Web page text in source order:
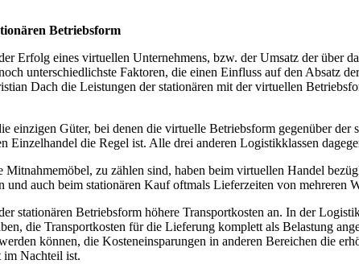
Betriebsform
Erfolg eines virtuellen Unternehmens, bzw. der Umsatz der über
unterschiedlichste Faktoren, die einen Einfluss auf den Absatz
Dach die Leistungen der stationären mit der virtuellen
einzigen Güter, bei denen die virtuelle Betriebsform gegenüber
Einzelhandel die Regel ist. Alle drei anderen Logistikklassen
zu zählen sind, haben beim virtuellen Handel
auch beim stationären Kauf oftmals Lieferzeiten von mehreren
stationären Betriebsform höhere Transportkosten an. In der
die Transportkosten für die Lieferung komplett als Belastung
können, die Kosteneinsparungen in anderen Bereichen die
im Nachteil ist.